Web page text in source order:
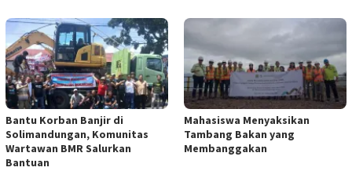
Bantu Korban Banjir di
Solimandungan, Komunitas
Wartawan BMR Salurkan
Bantuan
Mahasiswa Menyaksikan
Tambang Bakan yang
Membanggakan